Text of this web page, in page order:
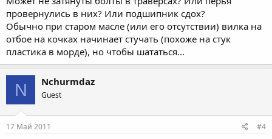
провернулись в них? Или подшипник сдох?
Обычно при старом масле (или его отсутствии) вилка на
отбое на кочках начинает стучать (похоже на стук
пластика в морде), но чтобы шататься...
N Nchurmdaz
Guest
17 Май 2011 #4